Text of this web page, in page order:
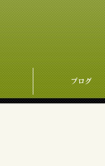
ブログ